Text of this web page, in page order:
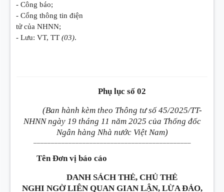
- Công báo;
- Cổng thông tin điện
tử của NHNN;
- Lưu: VT, TT (03).
Phụ lục số 02
(Ban hành kèm theo Thông tư số 45/2025/TT-
NHNN ngày 19 tháng 11 năm 2025 của Thống đốc
Ngân hàng Nhà nước Việt Nam)
Tên Đơn vị báo cáo
DANH SÁCH THẺ, CHỦ THẺ
NGHI NGỜ LIÊN QUAN GIAN LẬN, LỪA ĐẢO,